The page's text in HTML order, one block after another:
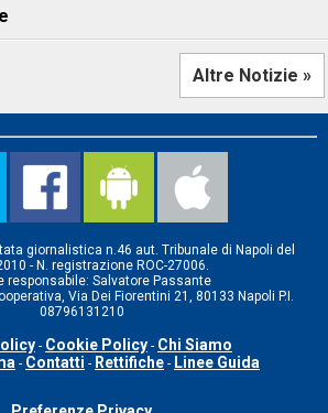
Altre Notizie »
giornalistica n.46 aut. Tribunale di Napoli del
- N. registrazione ROC-27006.
responsabile: Salvatore Passante
Via Dei Fiorentini 21, 80133 Napoli P.I.
08796131210
- Cookie Policy - Chi Siamo
- Contatti - Rettifiche - Linee Guida